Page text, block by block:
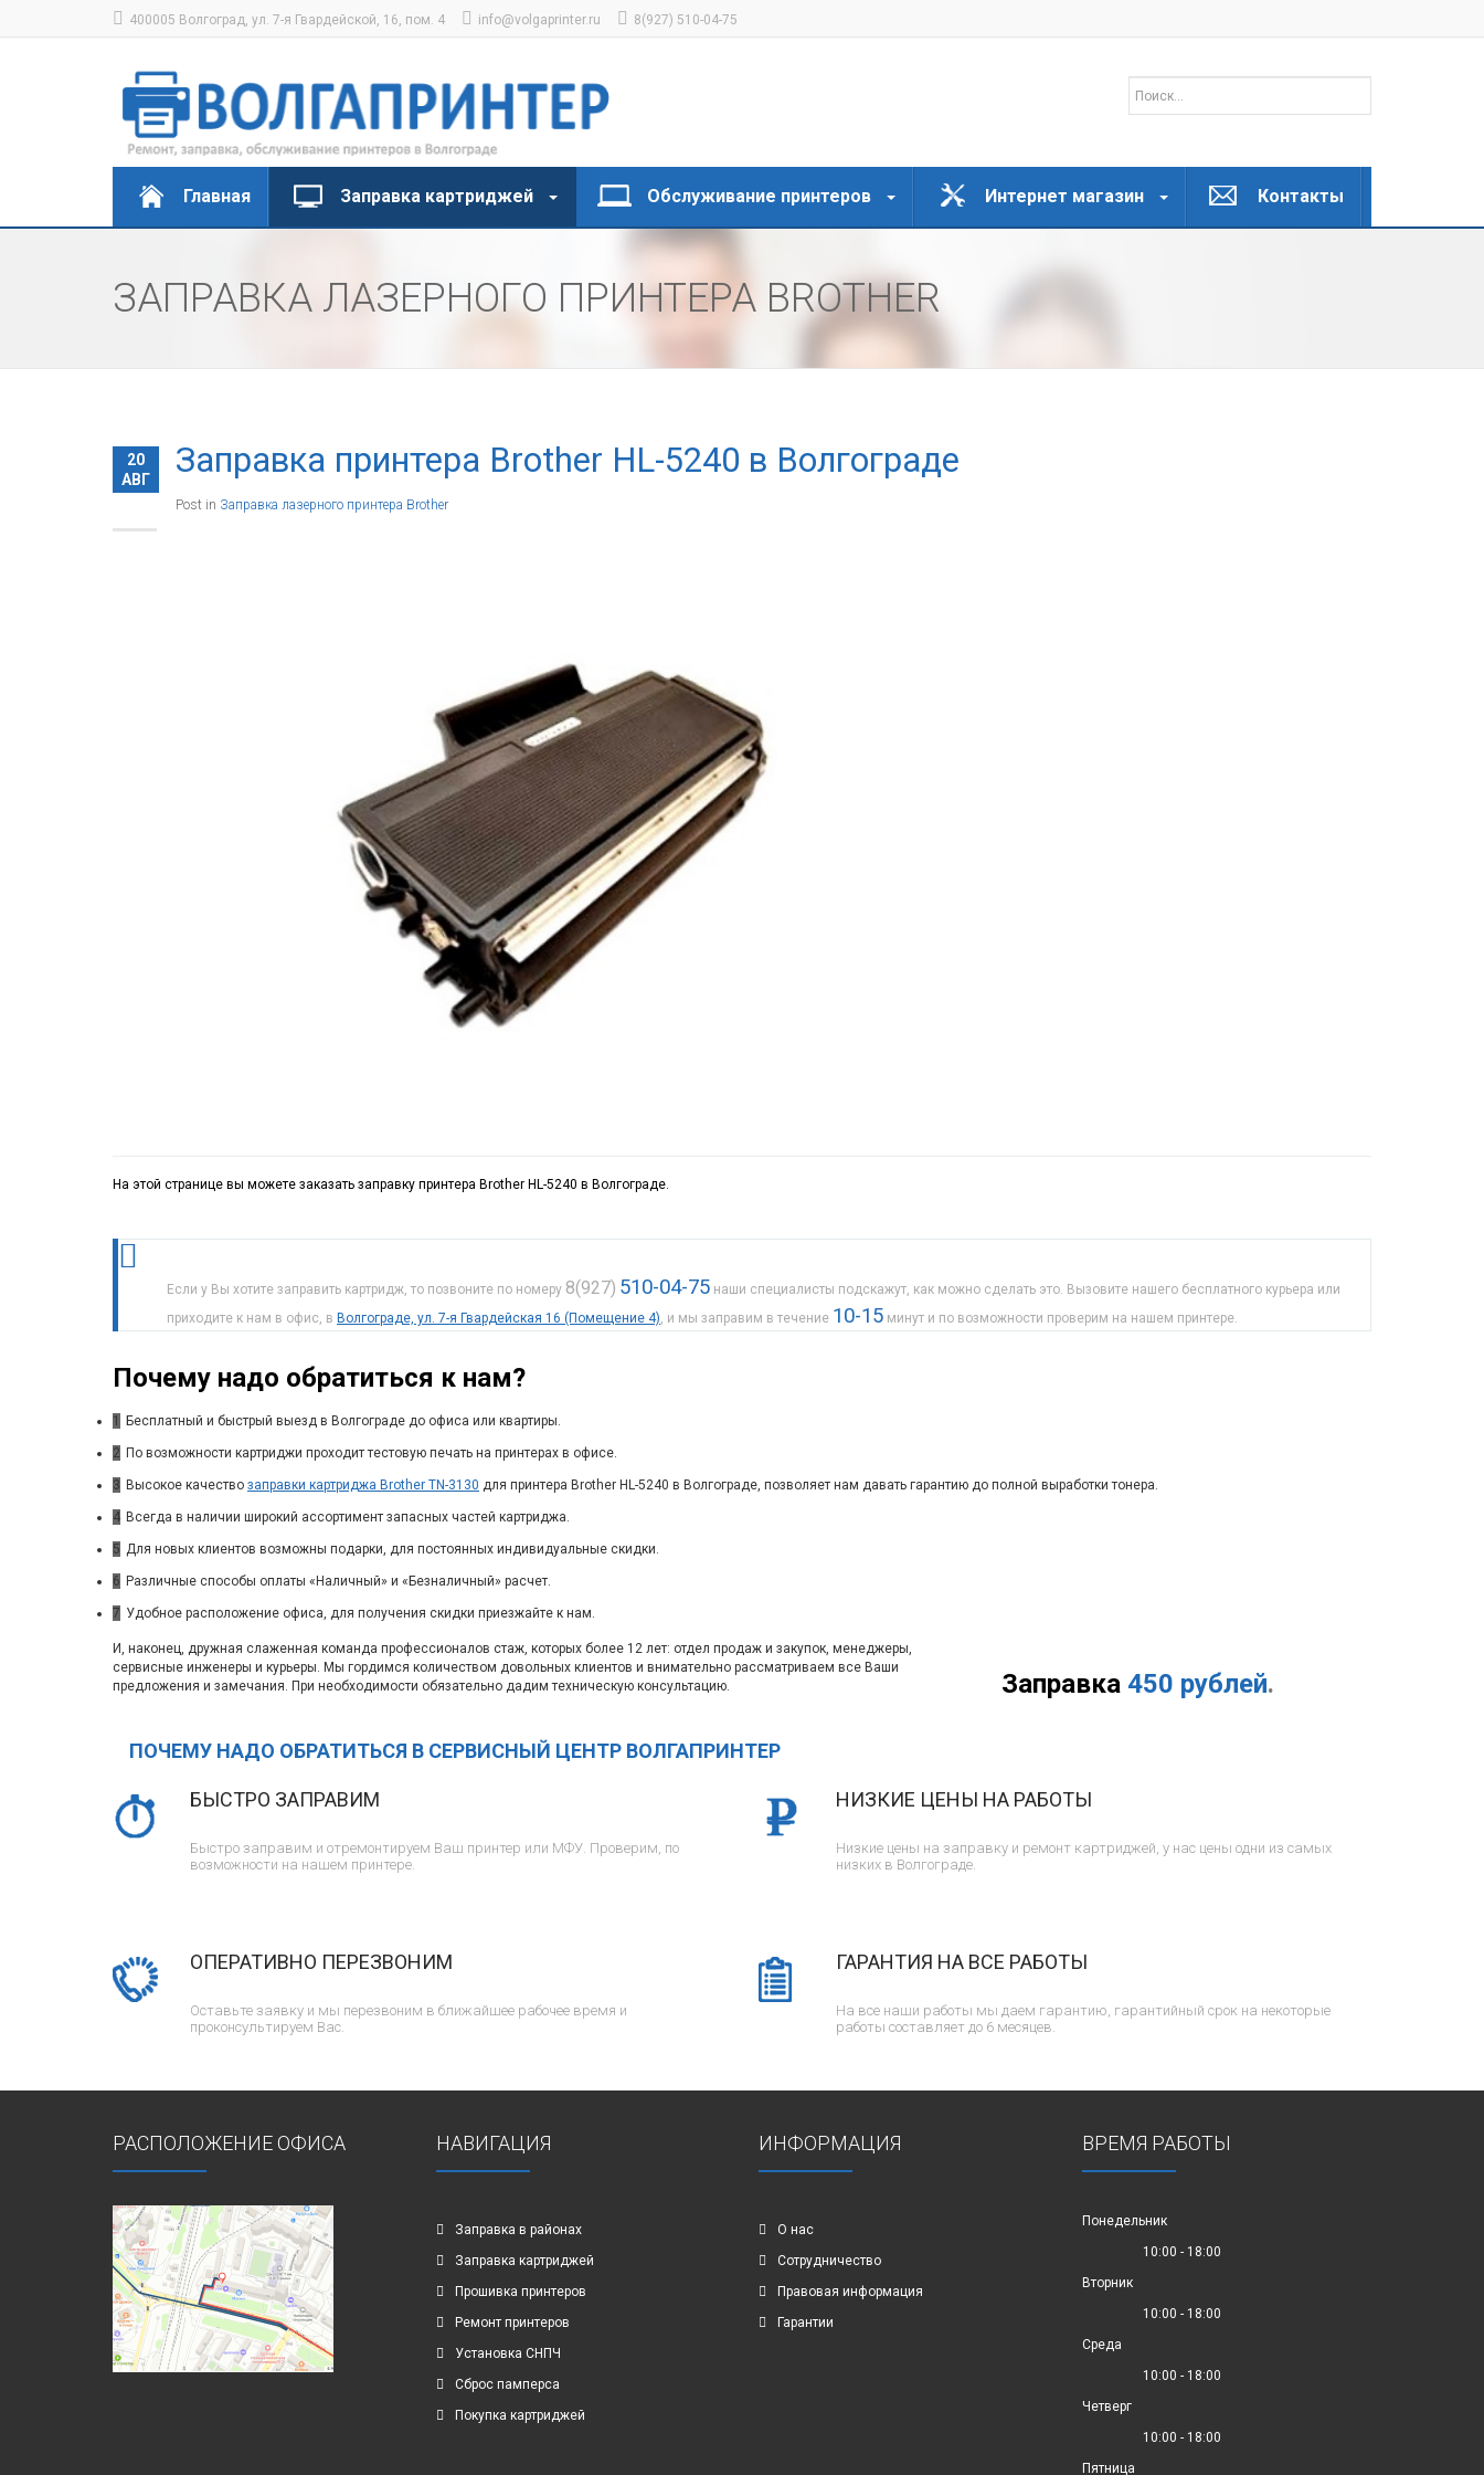
400005 Волгоград, ул. 7-я Гвардейской, 16, пом. 4 info@volgaprinter.ru 8(927) 510-04-75
Главная Заправка картриджей Обслуживание принтеров Интернет магазин Контакты
ЗАПРАВКА ЛАЗЕРНОГО ПРИНТЕРА BROTHER
20
АВГ
Заправка принтера Brother HL-5240 в Волгограде
Post in Заправка лазерного принтера Brother
На этой странице вы можете заказать заправку принтера Brother HL-5240 в Волгограде.
Если у Вы хотите заправить картридж, то позвоните по номеру 8(927) 510-04-75 наши специалисты подскажут, как можно сделать это. Вызовите нашего бесплатного курьера или
приходите к нам в офис, в Волгограде, ул. 7-я Гвардейская 16 (Помещение 4), и мы заправим в течение 10-15 минут и по возможности проверим на нашем принтере.
Почему надо обратиться к нам?
1 Бесплатный и быстрый выезд в Волгограде до офиса или квартиры.
2 По возможности картриджи проходит тестовую печать на принтерах в офисе.
3 Высокое качество заправки картриджа Brother TN-3130 для принтера Brother HL-5240 в Волгограде, позволяет нам давать гарантию до полной выработки тонера.
4 Всегда в наличии широкий ассортимент запасных частей картриджа.
5 Для новых клиентов возможны подарки, для постоянных индивидуальные скидки.
6 Различные способы оплаты «Наличный» и «Безналичный» расчет.
7 Удобное расположение офиса, для получения скидки приезжайте к нам.
Заправка 450 рублей.
И, наконец, дружная слаженная команда профессионалов стаж, которых более 12 лет: отдел продаж и закупок, менеджеры,
сервисные инженеры и курьеры. Мы гордимся количеством довольных клиентов и внимательно рассматриваем все Ваши
предложения и замечания. При необходимости обязательно дадим техническую консультацию.
ПОЧЕМУ НАДО ОБРАТИТЬСЯ В СЕРВИСНЫЙ ЦЕНТР ВОЛГАПРИНТЕР
БЫСТРО ЗАПРАВИМ
Быстро заправим и отремонтируем Ваш принтер или МФУ. Проверим, по
возможности на нашем принтере.
ОПЕРАТИВНО ПЕРЕЗВОНИМ
Оставьте заявку и мы перезвоним в ближайшее рабочее время и
проконсультируем Вас.
НИЗКИЕ ЦЕНЫ НА РАБОТЫ
Низкие цены на заправку и ремонт картриджей, у нас цены одни из самых
низких в Волгограде.
ГАРАНТИЯ НА ВСЕ РАБОТЫ
На все наши работы мы даем гарантию, гарантийный срок на некоторые
работы составляет до 6 месяцев.
РАСПОЛОЖЕНИЕ ОФИСА НАВИГАЦИЯ
Заправка в районах
Заправка картриджей
Прошивка принтеров
Ремонт принтеров
Установка СНПЧ
Сброс памперса
Покупка картриджей
ИНФОРМАЦИЯ
О нас
Сотрудничество
Правовая информация
Гарантии
ВРЕМЯ РАБОТЫ
Понедельник
10:00 - 18:00
Вторник
10:00 - 18:00
Среда
10:00 - 18:00
Четверг
10:00 - 18:00
Пятница